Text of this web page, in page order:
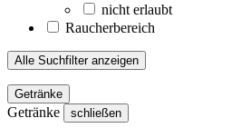
nicht erlaubt
Raucherbereich
Alle Suchfilter anzeigen
Getränke
Getränke schließen